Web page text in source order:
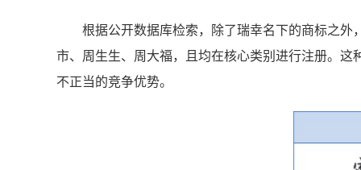
根据公开数据库检索，除了瑞幸名下的商标之
市、周生生、周大福，且均在核心类别进行注册。
不正当的竞争优势。